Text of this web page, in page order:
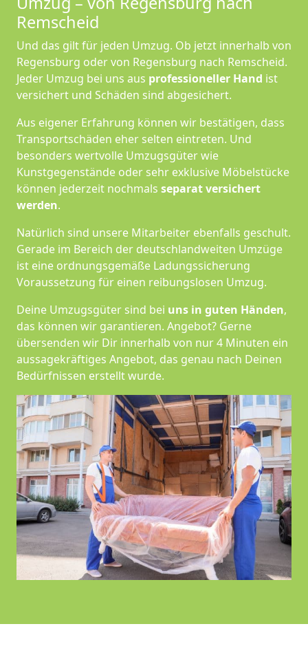
Remscheid
Und das gilt für jeden Umzug. Ob jetzt innerhalb von
Regensburg oder von Regensburg nach Remscheid.
Jeder Umzug bei uns aus professioneller Hand ist
versichert und Schäden sind abgesichert.
Aus eigener Erfahrung können wir bestätigen, dass
Transportschäden eher selten eintreten. Und
besonders wertvolle Umzugsgüter wie
Kunstgegenstände oder sehr exklusive Möbelstücke
können jederzeit nochmals separat versichert
werden.
Natürlich sind unsere Mitarbeiter ebenfalls geschult.
Gerade im Bereich der deutschlandweiten Umzüge
ist eine ordnungsgemäße Ladungssicherung
Voraussetzung für einen reibungslosen Umzug.
Deine Umzugsgüter sind bei uns in guten Händen,
das können wir garantieren. Angebot? Gerne
übersenden wir Dir innerhalb von nur 4 Minuten ein
aussagekräftiges Angebot, das genau nach Deinen
Bedürfnissen erstellt wurde.